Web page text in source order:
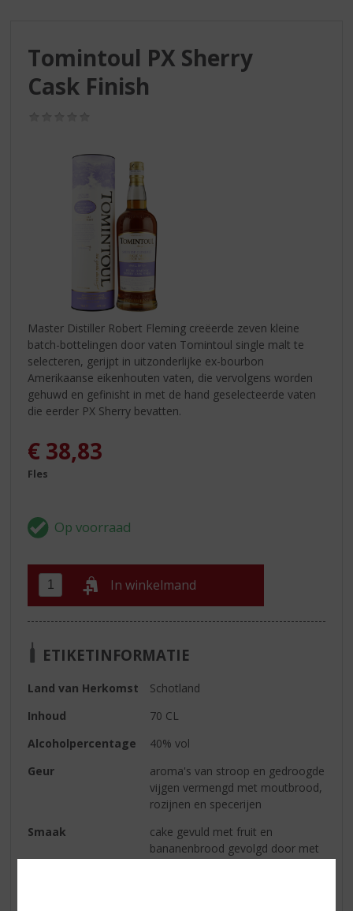
Tomintoul PX Sherry
Cask Finish
Master Distiller Robert Fleming creëerde zeven kleine
batch-bottelingen door vaten Tomintoul single malt te
selecteren, gerijpt in uitzonderlijke ex-bourbon
Amerikaanse eikenhouten vaten, die vervolgens worden
gehuwd en gefinisht in met de hand geselecteerde vaten
die eerder PX Sherry bevatten.
€ 38,83
Fles
In winkelmand
ETIKETINFORMATIE
Land van Herkomst
Schotland
Inhoud
70 CL
Alcoholpercentage
40% vol
Geur
aroma's van stroop en gedroogde
vijgen vermengd met moutbrood,
rozijnen en specerijen
Smaak
cake gevuld met fruit en
bananenbrood gevolgd door met